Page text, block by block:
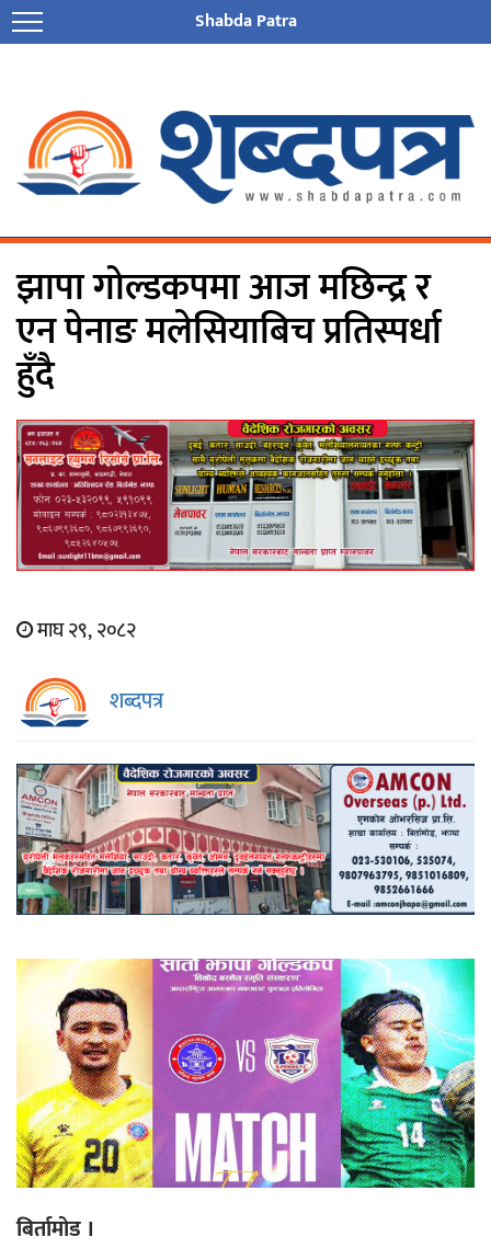
Shabda Patra
झापा गोल्डकपमा आज मछिन्द्र र
एन पेनाङ मलेसियाबिच प्रतिस्पर्धा
हुँदै
माघ २९, २०८२
शब्दपत्र
बिर्तामोड ।